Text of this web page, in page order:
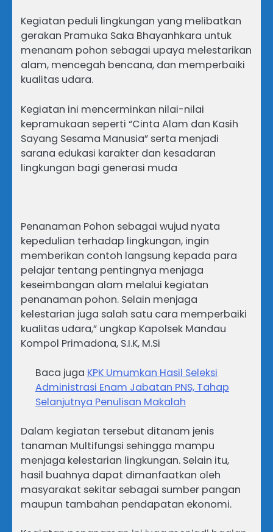
Kegiatan peduli lingkungan yang melibatkan
gerakan Pramuka Saka Bhayanhkara untuk
menanam pohon sebagai upaya melestarikan
alam, mencegah bencana, dan memperbaiki
kualitas udara.
Kegiatan ini mencerminkan nilai-nilai
kepramukaan seperti “Cinta Alam dan Kasih
Sayang Sesama Manusia” serta menjadi
sarana edukasi karakter dan kesadaran
lingkungan bagi generasi muda
Penanaman Pohon sebagai wujud nyata
kepedulian terhadap lingkungan, ingin
memberikan contoh langsung kepada para
pelajar tentang pentingnya menjaga
keseimbangan alam melalui kegiatan
penanaman pohon. Selain menjaga
kelestarian juga salah satu cara memperbaiki
kualitas udara,” ungkap Kapolsek Mandau
Kompol Primadona, S.I.K, M.Si
Baca juga KPK Umumkan Hasil Seleksi
Administrasi Enam Jabatan PNS, Tahap
Selanjutnya Penulisan Makalah
Dalam kegiatan tersebut ditanam jenis
tanaman Multifungsi sehingga mampu
menjaga kelestarian lingkungan. Selain itu,
hasil buahnya dapat dimanfaatkan oleh
masyarakat sekitar sebagai sumber pangan
maupun tambahan pendapatan ekonomi.